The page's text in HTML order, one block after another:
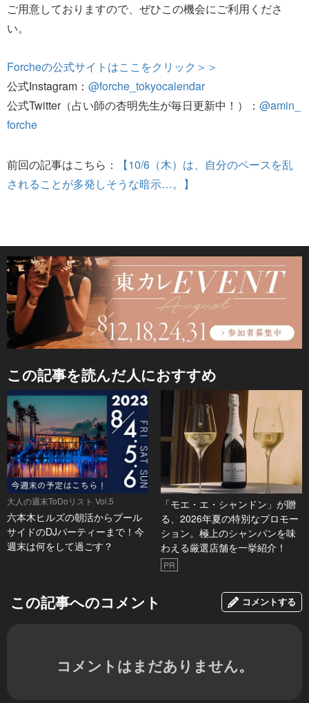
ご用意しておりますので、ぜひこの機会にご利用くださ
い。
Forcheの公式サイトはここをクリック＞＞
公式Instagram： @forche_tokyocalendar
公式Twitter（占い師の杏明先生が毎日更新中！）： @amin_
forche
前回の記事はこちら：
【10/6（木）は、自分のペースを乱
されることが多発しそうな暗示…。】
この記事を読んだ人におすすめ
大人の週末ToDoリスト Vol.5
六本木ヒルズの朝活からプール
サイドのDJパーティーまで！今
週末は何をして過ごす？
「モエ・エ・シャンドン」が贈
る、2026年夏の特別なプロモー
ション。極上のシャンパンを味
わえる厳選店舗を一挙紹介！
PR
この記事へのコメント コメントする
コメントはまだありません。